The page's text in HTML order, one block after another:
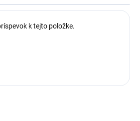
k tejto položke.